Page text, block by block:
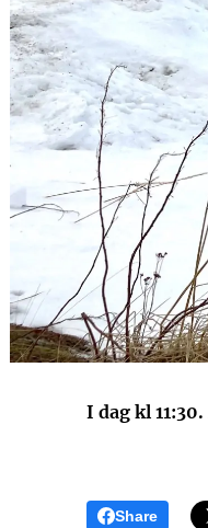
I dag kl 11:30.
Share